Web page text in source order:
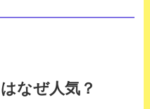
なぜ人気？